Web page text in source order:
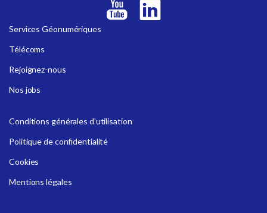
Services Géonumériques
Télécoms
Rejoignez-nous
Nos jobs
Conditions générales d’utilisation
Politique de confidentialité
Cookies
Mentions légales